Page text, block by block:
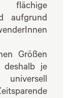
aufgrund
Größen
je
universell